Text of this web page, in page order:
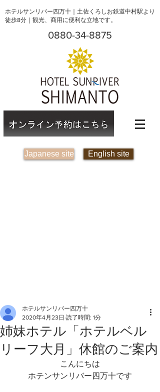
ホテルサンリバー四万十｜土佐くろしお鉄道中村駅より
徒歩8分｜観光、商用に便利な立地です。
0880-34-8875
Japanese site English site
姉妹ホテル「ホテルベル
リーフ大月」休館のご案内
ホテルサンリバー四万十
2020年4月23日 読了時間: 1分
こんにちは
ホテンサンリバー四万十です